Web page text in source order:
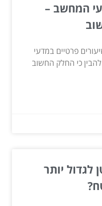
המחשב –
פרטיים במדעי
כי החלק החשוב
לגדול יותר